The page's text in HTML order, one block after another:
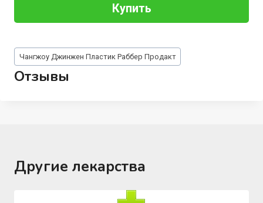
Купить
Метки
записи:
Чангжоу Джинжен Пластик Раббер Продакт
Отзывы
Другие лекарства